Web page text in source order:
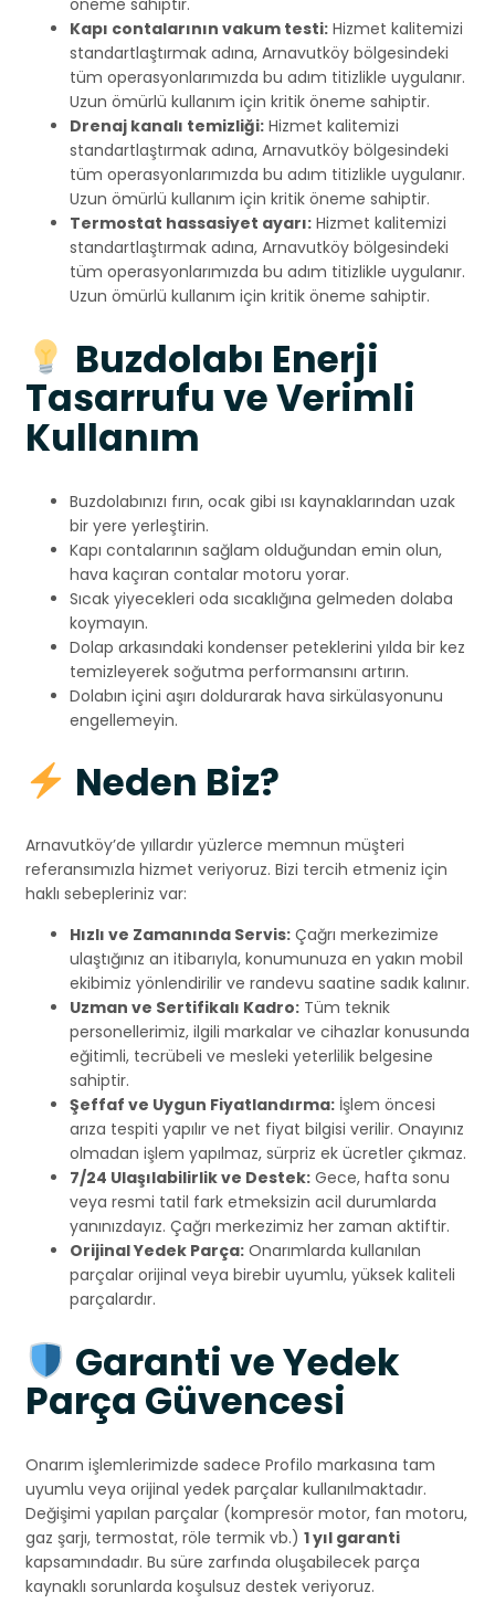
öneme sahiptir.
Kapı contalarının vakum testi: Hizmet kalitemizi
standartlaştırmak adına, Arnavutköy bölgesindeki
tüm operasyonlarımızda bu adım titizlikle uygulanır.
Uzun ömürlü kullanım için kritik öneme sahiptir.
Drenaj kanalı temizliği: Hizmet kalitemizi
standartlaştırmak adına, Arnavutköy bölgesindeki
tüm operasyonlarımızda bu adım titizlikle uygulanır.
Uzun ömürlü kullanım için kritik öneme sahiptir.
Termostat hassasiyet ayarı: Hizmet kalitemizi
standartlaştırmak adına, Arnavutköy bölgesindeki
tüm operasyonlarımızda bu adım titizlikle uygulanır.
Uzun ömürlü kullanım için kritik öneme sahiptir.
Buzdolabı Enerji
Tasarrufu ve Verimli
Kullanım
Buzdolabınızı fırın, ocak gibi ısı kaynaklarından uzak
bir yere yerleştirin.
Kapı contalarının sağlam olduğundan emin olun,
hava kaçıran contalar motoru yorar.
Sıcak yiyecekleri oda sıcaklığına gelmeden dolaba
koymayın.
Dolap arkasındaki kondenser peteklerini yılda bir kez
temizleyerek soğutma performansını artırın.
Dolabın içini aşırı doldurarak hava sirkülasyonunu
engellemeyin.
Neden Biz?
Arnavutköy’de yıllardır yüzlerce memnun müşteri
referansımızla hizmet veriyoruz. Bizi tercih etmeniz için
haklı sebepleriniz var:
Hızlı ve Zamanında Servis: Çağrı merkezimize
ulaştığınız an itibarıyla, konumunuza en yakın mobil
ekibimiz yönlendirilir ve randevu saatine sadık kalınır.
Uzman ve Sertifikalı Kadro: Tüm teknik
personellerimiz, ilgili markalar ve cihazlar konusunda
eğitimli, tecrübeli ve mesleki yeterlilik belgesine
sahiptir.
Şeffaf ve Uygun Fiyatlandırma: İşlem öncesi
arıza tespiti yapılır ve net fiyat bilgisi verilir. Onayınız
olmadan işlem yapılmaz, sürpriz ek ücretler çıkmaz.
7/24 Ulaşılabilirlik ve Destek: Gece, hafta sonu
veya resmi tatil fark etmeksizin acil durumlarda
yanınızdayız. Çağrı merkezimiz her zaman aktiftir.
Orijinal Yedek Parça: Onarımlarda kullanılan
parçalar orijinal veya birebir uyumlu, yüksek kaliteli
parçalardır.
Garanti ve Yedek
Parça Güvencesi
Onarım işlemlerimizde sadece Profilo markasına tam
uyumlu veya orijinal yedek parçalar kullanılmaktadır.
Değişimi yapılan parçalar (kompresör motor, fan motoru,
gaz şarjı, termostat, röle termik vb.) 1 yıl garanti
kapsamındadır. Bu süre zarfında oluşabilecek parça
kaynaklı sorunlarda koşulsuz destek veriyoruz.